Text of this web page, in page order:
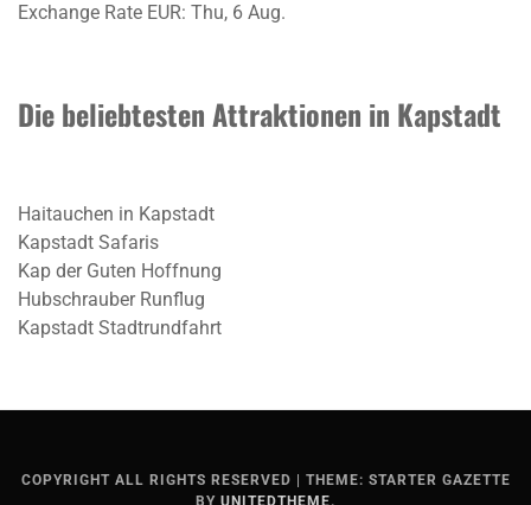
Exchange Rate EUR: Thu, 6 Aug.
Die beliebtesten Attraktionen in Kapstadt
Haitauchen in Kapstadt
Kapstadt Safaris
Kap der Guten Hoffnung
Hubschrauber Runflug
Kapstadt Stadtrundfahrt
COPYRIGHT ALL RIGHTS RESERVED
THEME: STARTER GAZETTE